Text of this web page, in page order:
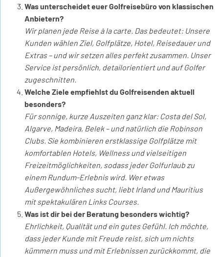
Was unterscheidet euer Golfreisebüro von klassischen
Anbietern?
Wir planen jede Reise à la carte. Das bedeutet: Unsere
Kunden wählen Ziel, Golfplätze, Hotel, Reisedauer und
Extras – und wir setzen alles perfekt zusammen. Unser
Service ist persönlich, detailorientiert und auf Golfer
zugeschnitten.
Welche Ziele empfiehlst du Golfreisenden aktuell
besonders?
Für sonnige, kurze Auszeiten ganz klar: Costa del Sol,
Algarve, Madeira, Belek – und natürlich die Robinson
Clubs. Sie kombinieren erstklassige Golfplätze mit
komfortablen Hotels, Wellness und vielseitigen
Freizeitmöglichkeiten, sodass jeder Golfurlaub zu
einem Rundum-Erlebnis wird. Wer etwas
Außergewöhnliches sucht, liebt Irland und Mauritius
mit spektakulären Links Courses.
Was ist dir bei der Beratung besonders wichtig?
Ehrlichkeit, Qualität und ein gutes Gefühl. Ich möchte,
dass jeder Kunde mit Freude reist, sich um nichts
kümmern muss und mit Erlebnissen zurückkommt, die